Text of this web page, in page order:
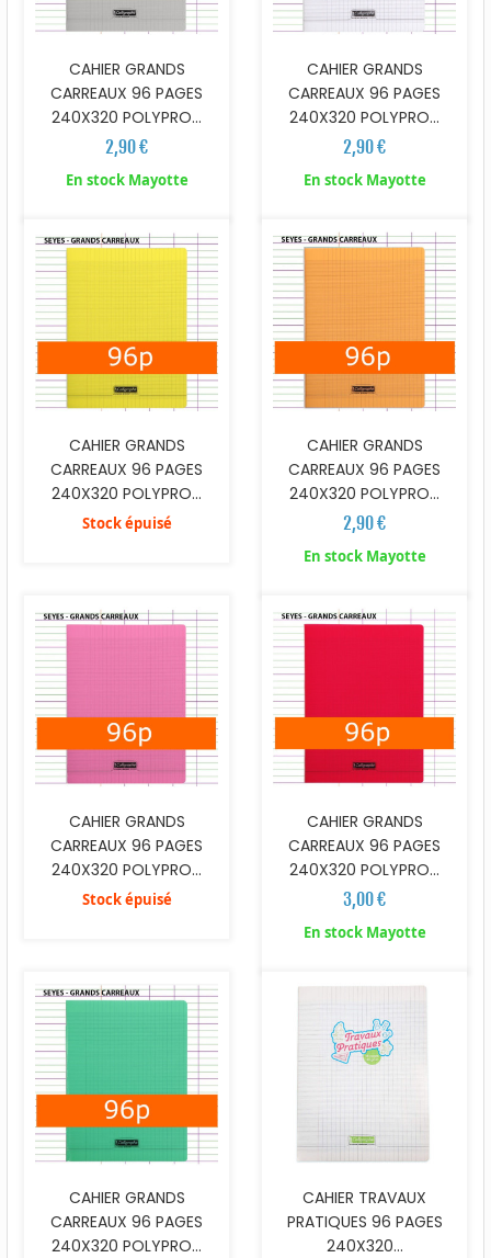
CAHIER GRANDS
CARREAUX 96 PAGES
240X320 POLYPRO...
2,90 €
En stock Mayotte
CAHIER GRANDS
CARREAUX 96 PAGES
240X320 POLYPRO...
2,90 €
En stock Mayotte
CAHIER GRANDS
CARREAUX 96 PAGES
240X320 POLYPRO...
Stock épuisé
CAHIER GRANDS
CARREAUX 96 PAGES
240X320 POLYPRO...
2,90 €
En stock Mayotte
CAHIER GRANDS
CARREAUX 96 PAGES
240X320 POLYPRO...
Stock épuisé
CAHIER GRANDS
CARREAUX 96 PAGES
240X320 POLYPRO...
3,00 €
En stock Mayotte
CAHIER GRANDS
CARREAUX 96 PAGES
240X320 POLYPRO...
CAHIER TRAVAUX
PRATIQUES 96 PAGES
240X320...